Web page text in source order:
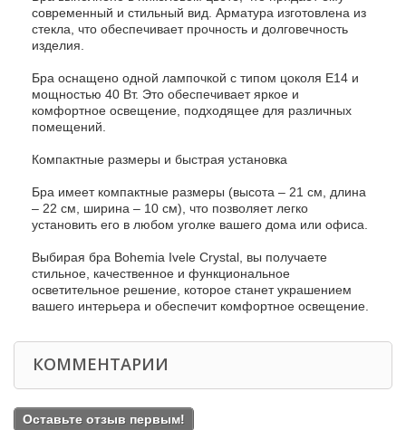
современный и стильный вид. Арматура изготовлена из
стекла, что обеспечивает прочность и долговечность
изделия.
Бра оснащено одной лампочкой с типом цоколя E14 и
мощностью 40 Вт. Это обеспечивает яркое и
комфортное освещение, подходящее для различных
помещений.
Компактные размеры и быстрая установка
Бра имеет компактные размеры (высота – 21 см, длина
– 22 см, ширина – 10 см), что позволяет легко
установить его в любом уголке вашего дома или офиса.
Выбирая бра Bohemia Ivele Crystal, вы получаете
стильное, качественное и функциональное
осветительное решение, которое станет украшением
вашего интерьера и обеспечит комфортное освещение.
КОММЕНТАРИИ
Оставьте отзыв первым!